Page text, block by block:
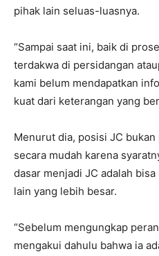
pihak lain seluas-luasnya.
“Sampai saat ini, baik di
terdakwa di persidangan
kami belum mendapatkan
kuat dari keterangan yang
Menurut dia, posisi JC
secara mudah karena
dasar menjadi JC adalah
lain yang lebih besar.
“Sebelum mengungkap
mengakui dahulu bahwa ia